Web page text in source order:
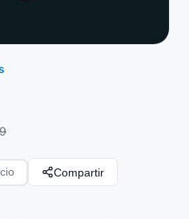
Compartir